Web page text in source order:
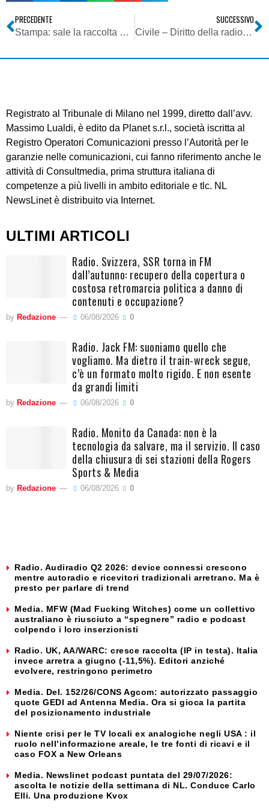
PRECEDENTE
Stampa: sale la raccolta pubblicitaria
SUCCESSIVO
Civile – Diritto della radiodiffusione – Le azioni per far cessare i disturbi alla utilizzazione di frequenze devono essere proposte davanti al giudice ordinario
Registrato al Tribunale di Milano nel 1999, diretto dall’avv.
Massimo Lualdi, è edito da Planet s.r.l., società iscritta al
Registro Operatori Comunicazioni presso l’Autorità per le
garanzie nelle comunicazioni, cui fanno riferimento anche le
attività di Consultmedia, prima struttura italiana di
competenze a più livelli in ambito editoriale e tlc. NL
NewsLinet è distribuito via Internet.
ULTIMI ARTICOLI
Radio. Svizzera, SSR torna in FM
dall’autunno: recupero della copertura o
costosa retromarcia politica a danno di
contenuti e occupazione?
by Redazione 06/08/2026 0
Radio. Jack FM: suoniamo quello che
vogliamo. Ma dietro il train-wreck segue,
c’è un formato molto rigido. E non esente
da grandi limiti
by Redazione 06/08/2026 0
Radio. Monito da Canada: non è la
tecnologia da salvare, ma il servizio. Il caso
della chiusura di sei stazioni della Rogers
Sports & Media
by Redazione 06/08/2026 0
Radio. Audiradio Q2 2026: device connessi crescono
mentre autoradio e ricevitori tradizionali arretrano. Ma è
presto per parlare di trend
Media. MFW (Mad Fucking Witches) come un collettivo
australiano è riusciuto a “spegnere” radio e podcast
colpendo i loro inserzionisti
Radio. UK, AA/WARC: cresce raccolta (IP in testa). Italia
invece arretra a giugno (-11,5%). Editori anziché
evolvere, restringono perimetro
Media. Del. 152/26/CONS Agcom: autorizzato passaggio
quote GEDI ad Antenna Media. Ora si gioca la partita
del posizionamento industriale
Niente crisi per le TV locali ex analogiche negli USA : il
ruolo nell’informazione areale, le tre fonti di ricavi e il
caso FOX a New Orleans
Media. Newslinet podcast puntata del 29/07/2026:
ascolta le notizie della settimana di NL. Conduce Carlo
Elli. Una produzione Kvox